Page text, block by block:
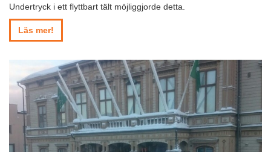
Undertryck i ett flyttbart tält möjliggjorde detta.
Läs mer!